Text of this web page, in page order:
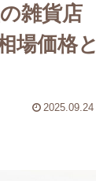
雑貨店
場価格と
2025.09.24